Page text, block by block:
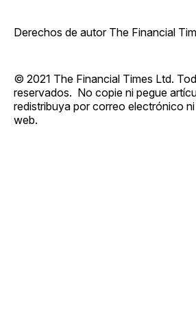
Derechos de autor The Financial
© 2021 The Financial Times Ltd.
reservados. No copie ni pegue
redistribuya por correo electrónico
web.